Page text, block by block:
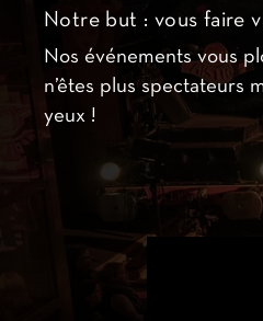
Notre but : vous faire
Nos événements vous
n’êtes plus spectateurs
yeux !